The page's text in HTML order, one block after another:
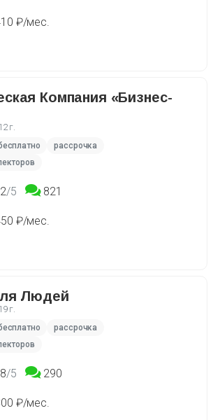
₽/мес.
Компания «Бизнес-
г.
рассрочка
/5 821
₽/мес.
Людей
г.
рассрочка
/5 290
₽/мес.